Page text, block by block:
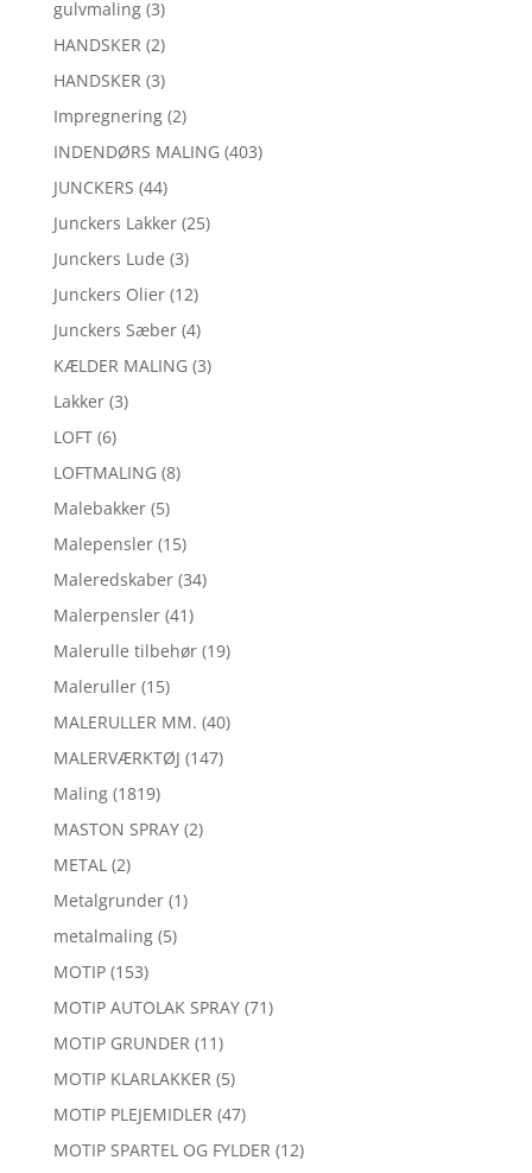
gulvmaling (3)
HANDSKER (2)
HANDSKER (3)
Impregnering (2)
INDENDØRS MALING (403)
JUNCKERS (44)
Junckers Lakker (25)
Junckers Lude (3)
Junckers Olier (12)
Junckers Sæber (4)
KÆLDER MALING (3)
Lakker (3)
LOFT (6)
LOFTMALING (8)
Malebakker (5)
Malepensler (15)
Maleredskaber (34)
Malerpensler (41)
Malerulle tilbehør (19)
Maleruller (15)
MALERULLER MM. (40)
MALERVÆRKTØJ (147)
Maling (1819)
MASTON SPRAY (2)
METAL (2)
Metalgrunder (1)
metalmaling (5)
MOTIP (153)
MOTIP AUTOLAK SPRAY (71)
MOTIP GRUNDER (11)
MOTIP KLARLAKKER (5)
MOTIP PLEJEMIDLER (47)
MOTIP SPARTEL OG FYLDER (12)